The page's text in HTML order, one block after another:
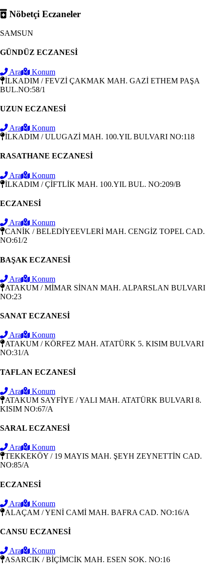
Nöbetçi Eczaneler
SAMSUN
GÜNDÜZ ECZANESİ
Ara
Konum
İLKADIM / FEVZİ ÇAKMAK MAH. GAZİ ETHEM PAŞA
BUL.NO:58/1
UZUN ECZANESİ
Ara
Konum
İLKADIM / ULUGAZİ MAH. 100.YIL BULVARI NO:118
RASATHANE ECZANESİ
Ara
Konum
İLKADIM / ÇİFTLİK MAH. 100.YIL BUL. NO:209/B
ECZANESİ
Ara
Konum
CANİK / BELEDİYEEVLERİ MAH. CENGİZ TOPEL CAD.
NO:61/2
BAŞAK ECZANESİ
Ara
Konum
ATAKUM / MİMAR SİNAN MAH. ALPARSLAN BULVARI
NO:23
SANAT ECZANESİ
Ara
Konum
ATAKUM / KÖRFEZ MAH. ATATÜRK 5. KISIM BULVARI
NO:31/A
TAFLAN ECZANESİ
Ara
Konum
ATAKUM SAYFİYE / YALI MAH. ATATÜRK BULVARI 8.
KISIM NO:67/A
SARAL ECZANESİ
Ara
Konum
TEKKEKÖY / 19 MAYIS MAH. ŞEYH ZEYNETTİN CAD.
NO:85/A
ECZANESİ
Ara
Konum
ALAÇAM / YENİ CAMİ MAH. BAFRA CAD. NO:16/A
CANSU ECZANESİ
Ara
Konum
ASARCIK / BİÇİMCİK MAH. ESEN SOK. NO:16